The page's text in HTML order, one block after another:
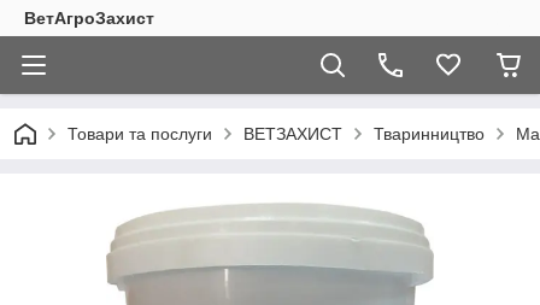
ВетАгроЗахист
Товари та послуги ВЕТЗАХИСТ Тваринництво